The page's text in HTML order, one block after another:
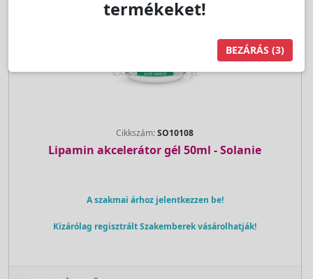
Cikkszám:SO10108
Lipamin akcelerátor gél 50ml - Solanie
A szakmai árhoz jelentkezzen be!
Kizárólag regisztrált Szakemberek vásárolhatják!
termékeket!
BEZÁRÁS (3)